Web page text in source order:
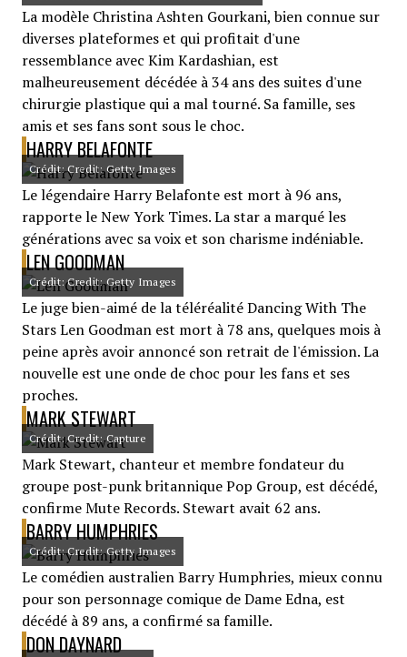
La modèle Christina Ashten Gourkani, bien connue sur
diverses plateformes et qui profitait d'une
ressemblance avec Kim Kardashian, est
malheureusement décédée à 34 ans des suites d'une
chirurgie plastique qui a mal tourné. Sa famille, ses
amis et ses fans sont sous le choc.
HARRY BELAFONTE
Crédit: Credit: Getty Images
Le légendaire Harry Belafonte est mort à 96 ans,
rapporte le New York Times. La star a marqué les
générations avec sa voix et son charisme indéniable.
LEN GOODMAN
Crédit: Credit: Getty Images
Le juge bien-aimé de la téléréalité Dancing With The
Stars Len Goodman est mort à 78 ans, quelques mois à
peine après avoir annoncé son retrait de l'émission. La
nouvelle est une onde de choc pour les fans et ses
proches.
MARK STEWART
Crédit: Credit: Capture
Mark Stewart, chanteur et membre fondateur du
groupe post-punk britannique Pop Group, est décédé,
confirme Mute Records. Stewart avait 62 ans.
BARRY HUMPHRIES
Crédit: Credit: Getty Images
Le comédien australien Barry Humphries, mieux connu
pour son personnage comique de Dame Edna, est
décédé à 89 ans, a confirmé sa famille.
DON DAYNARD